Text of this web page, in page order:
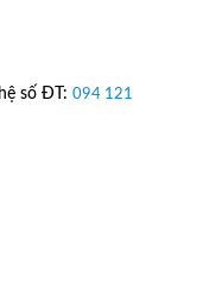
số ĐT: 094 121